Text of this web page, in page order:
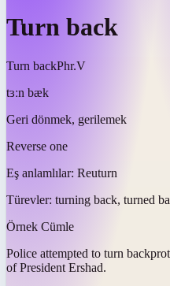
Turn back
Turn backPhr.V
tɜːn bæk
Geri dönmek, gerilemek
Reverse one
Eş anlamlılar: Reuturn
Türevler: turning back, turned
Örnek Cümle
Police attempted to turn back
of President Ershad.